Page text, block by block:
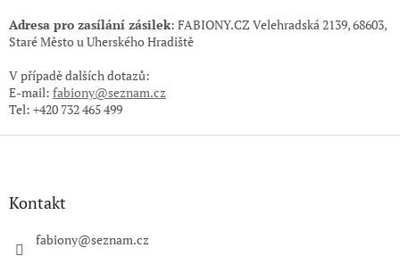
Adresa pro zasílání zásilek: FABIONY.CZ Velehradská 2139,68603,
Staré Město u Uherského Hradiště
V případě dalších dotazů:
E-mail: fabiony@seznam.cz
Tel: +420 732 465 499
Z
Kontakt
fabiony@seznam.cz